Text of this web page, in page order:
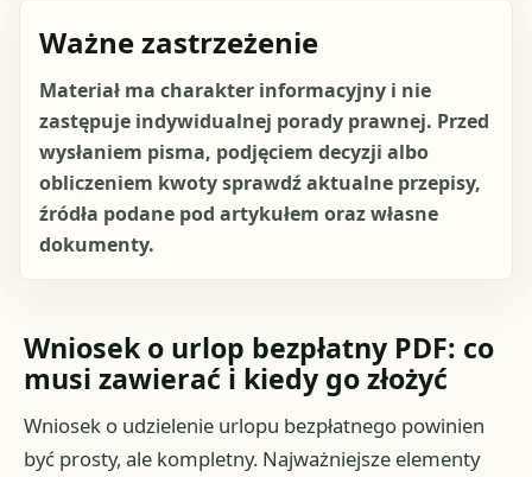
Ważne zastrzeżenie
Materiał ma charakter informacyjny i nie
zastępuje indywidualnej porady prawnej. Przed
wysłaniem pisma, podjęciem decyzji albo
obliczeniem kwoty sprawdź aktualne przepisy,
źródła podane pod artykułem oraz własne
dokumenty.
Wniosek o urlop bezpłatny PDF: co
musi zawierać i kiedy go złożyć
Wniosek o udzielenie urlopu bezpłatnego powinien
być prosty, ale kompletny. Najważniejsze elementy